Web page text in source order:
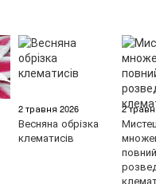
2 травня 2026
Весняна обрізка
клематисів
2
повний